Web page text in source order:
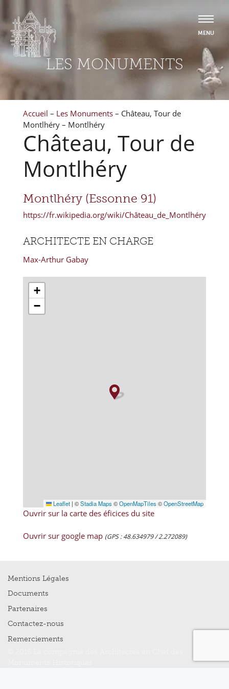
LES MONUMENTS
Accueil – Les Monuments – Château, Tour de
Montlhéry – Montlhéry
Château, Tour de
Montlhéry
Montlhéry (Essonne 91)
https://fr.wikipedia.org/wiki/Château_de_Montlhéry
ARCHITECTE EN CHARGE
Max-Arthur Gabay
+
−
Leaflet | ©Stadia Maps ©OpenMapTiles ©OpenStreetMap
Ouvrir sur la carte des éficices du site
Ouvrir sur google map (GPS : 48.634979 / 2.272089)
Mentions Légales
Documents
Partenaires
Contactez-nous
Remerciements